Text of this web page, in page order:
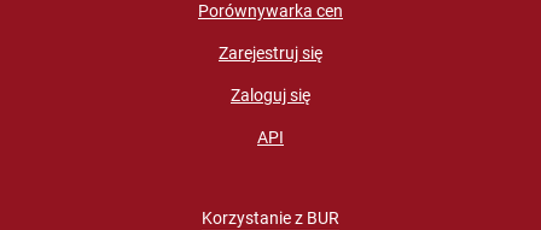
Porównywarka cen
Zarejestruj się
Zaloguj się
API
Korzystanie z BUR